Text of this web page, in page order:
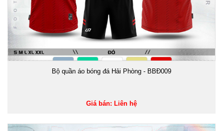
Bộ quần áo bóng đá Hải Phòng - BBĐ009
Giá bán: Liên hệ